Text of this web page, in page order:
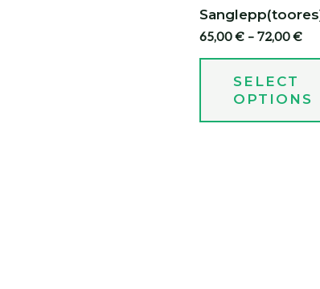
65,00€– 72,00€
SELECT
OPTIONS